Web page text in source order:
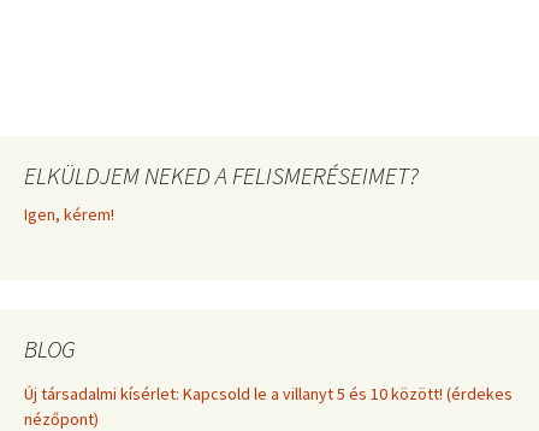
ELKÜLDJEM NEKED A FELISMERÉSEIMET?
Igen, kérem!
BLOG
Új társadalmi kísérlet: Kapcsold le a villanyt 5 és 10 között! (érdekes
nézőpont)